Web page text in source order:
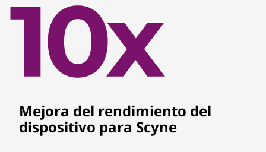
Mejora del rendimiento del
dispositivo para Scyne